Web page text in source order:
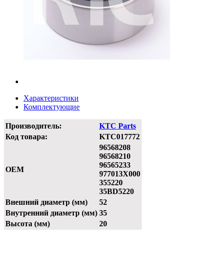
Характеристики
Комплектующие
Производитель:
KTC Parts
Код товара:
KTC017772
OEM
96568208
96568210
96565233
977013X000
355220
35BD5220
Внешний диаметр (мм)
52
Внутренний диаметр (мм) 35
Высота (мм)
20